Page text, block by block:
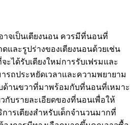
าจเป็นเตียงนอน ควรมีที่นอนที่
และรูปร่างของเตียงนอนด้วยเช่น
ะได้รับเตียงใหม่การรับเฟรมและ
รถประหยัดเวลาและความพยายาม
ด้านขวาที่มาพร้อมกับที่นอนที่เหมาะ
กับรายละเอียดของที่นอนเพื่อให้
ารเตียงสำหรับเด็กจำนวนมากที่